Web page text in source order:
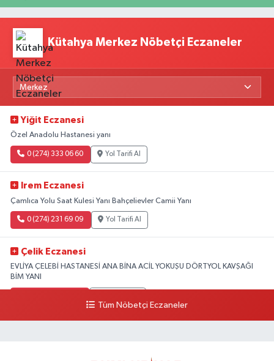
Kütahya Merkez Nöbetçi Eczaneler
Yiğit Eczanesi
Özel Anadolu Hastanesi yanı
0 (274) 333 06 60 Yol Tarifi Al
Irem Eczanesi
Çamlıca Yolu Saat Kulesi Yanı Bahçelievler Camii Yanı
0 (274) 231 69 09 Yol Tarifi Al
Çelik Eczanesi
EVLİYA ÇELEBİ HASTANESİ ANA BİNA ACİL YOKUŞU DÖRTYOL KAVŞAĞI
BİM YANI
Tüm Nöbetçi Eczaneler